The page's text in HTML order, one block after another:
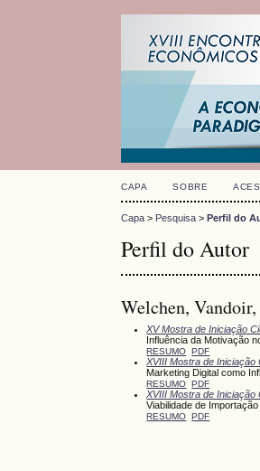
CAPA SOBRE
Capa > Pesquisa >Perfil do
Perfil do Autor
Welchen,
XV Mostra de Iniciação
Influência da Motivação
RESUMO PDF
XVIII Mostra de
Marketing Digital como
RESUMO PDF
XVIII Mostra de
Viabilidade de
RESUMO PDF